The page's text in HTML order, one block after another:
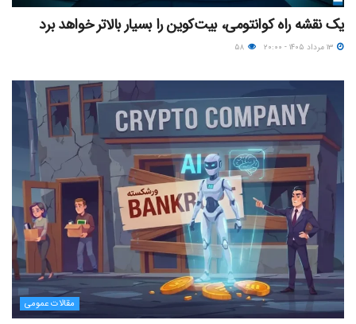
یک نقشه راه کوانتومی، بیت‌کوین را بسیار بالاتر خواهد برد
مقالات عمومی